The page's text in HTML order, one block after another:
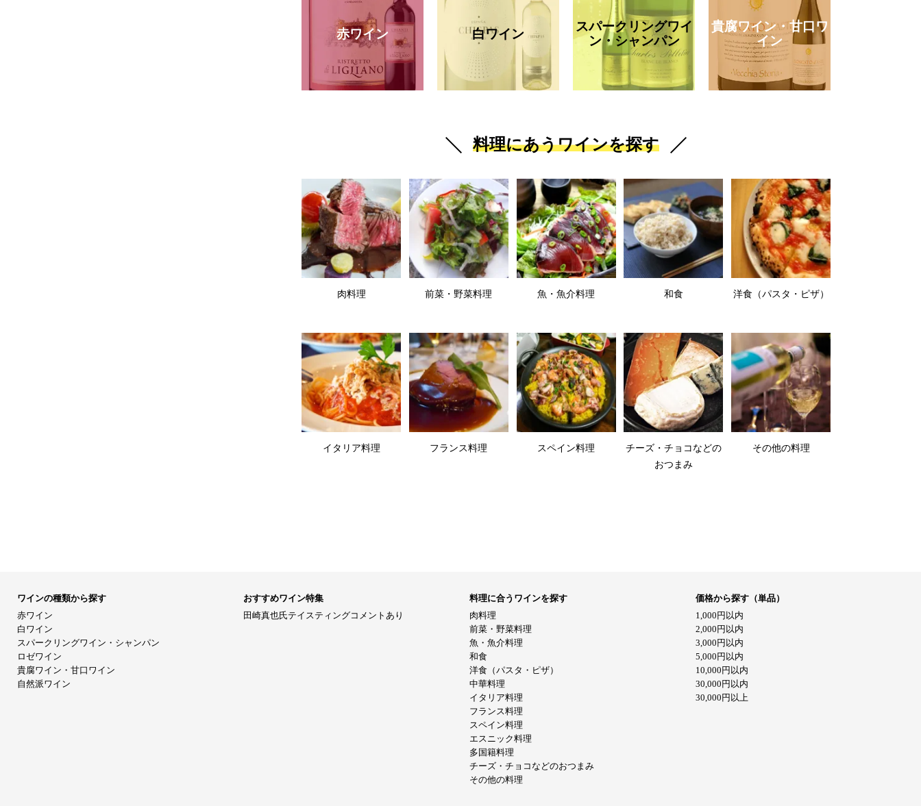
赤ワイン 白ワイン
スパークリングワイ
ン・シャンパン
貴腐ワイン・甘口ワ
イン
料理にあうワインを探す
肉料理 前菜・野菜料理 魚・魚介料理 和食 洋食（パスタ・ピザ）
イタリア料理 フランス料理 スペイン料理
チーズ・チョコなどの
おつまみ
その他の料理
ワインの種類から探す
赤ワイン
白ワイン
スパークリングワイン・シャンパン
ロゼワイン
貴腐ワイン・甘口ワイン
自然派ワイン
おすすめワイン特集
田崎真也氏テイスティングコメントあり
料理に合うワインを探す
肉料理
前菜・野菜料理
魚・魚介料理
和食
洋食（パスタ・ピザ）
中華料理
イタリア料理
フランス料理
スペイン料理
エスニック料理
多国籍料理
チーズ・チョコなどのおつまみ
その他の料理
価格から探す（単品）
1,000円以内
2,000円以内
3,000円以内
5,000円以内
10,000円以内
30,000円以内
30,000円以上